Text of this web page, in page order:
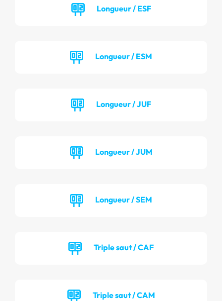
Longueur / ESF
Longueur / ESM
Longueur / JUF
Longueur / JUM
Longueur / SEM
Triple saut / CAF
Triple saut / CAM